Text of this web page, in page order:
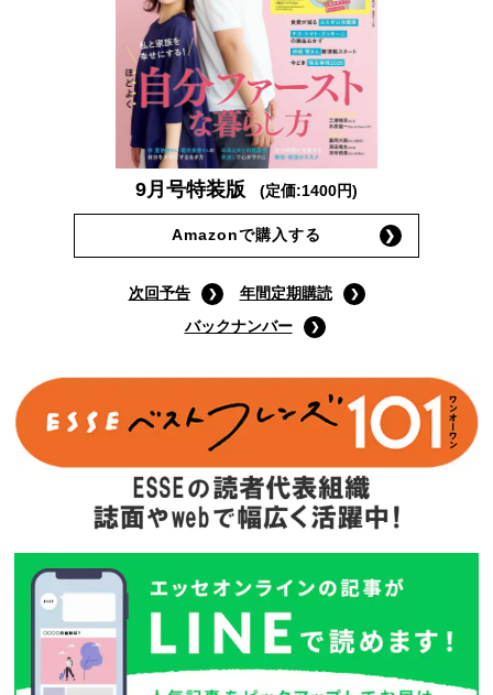
9月号特装版 (定価:1400円)
Amazonで購入する
次回予告
年間定期購読
バックナンバー